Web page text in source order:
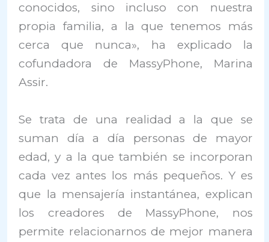
conocidos, sino incluso con nuestra
propia familia, a la que tenemos más
cerca que nunca», ha explicado la
cofundadora de MassyPhone, Marina
Assir.
Se trata de una realidad a la que se
suman día a día personas de mayor
edad, y a la que también se incorporan
cada vez antes los más pequeños. Y es
que la mensajería instantánea, explican
los creadores de MassyPhone, nos
permite relacionarnos de mejor manera